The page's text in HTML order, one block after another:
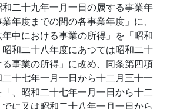
二十九年一月一日の属する事業年
年度までの間の各事業年度」に、
年中における事業の所得」を「昭和
和二十八年度にあつては昭和二十
事業の所得」に改め、同条第四項
十七年一月一日から十二月三十一
、昭和二十七年一月一日から十二
に又は昭和二十八年一月一日から